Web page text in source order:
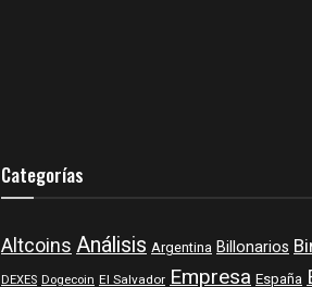
Categorías
AltcoinsAnálisis Argentina Billonarios
DEXES Dogecoin El Salvador Empresa España